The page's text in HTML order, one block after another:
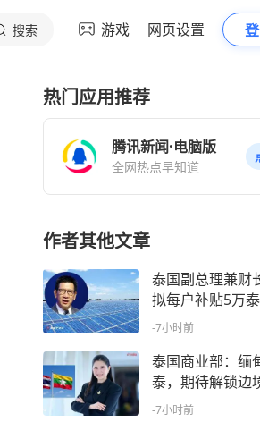
搜索 游戏 网页设置
热门应用推荐
腾讯新闻·电脑版
全网热点早知道
作者其他文章
泰国副总理兼财
拟每户补贴5万
伏，助百万家庭
-7小时前
泰国商业部：缅
泰，期待解锁边
-7小时前